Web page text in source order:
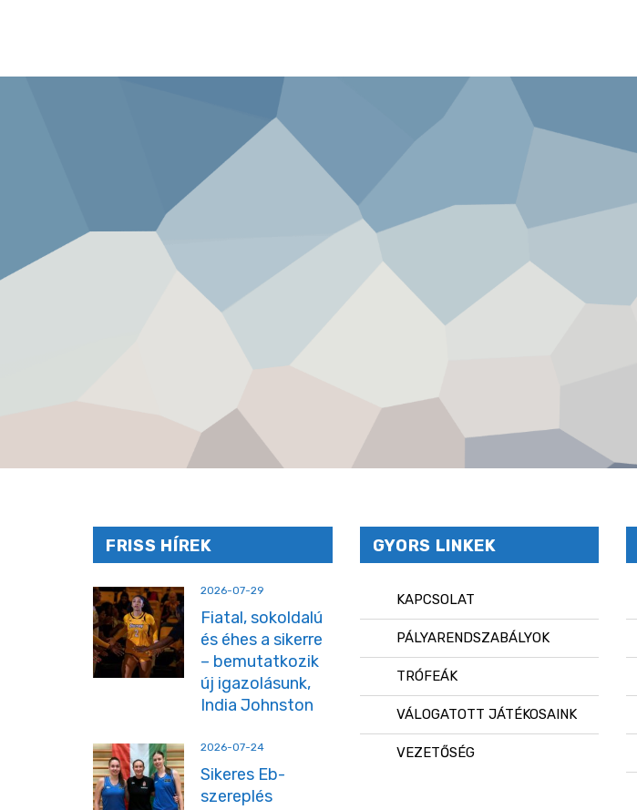
FRISS HÍREK
2026-07-29
Fiatal, sokoldalú
és éhes a sikerre
– bemutatkozik
új igazolásunk,
India Johnston
2026-07-24
Sikeres Eb-
szereplés
GYORS LINKEK
KAPCSOLAT
PÁLYARENDSZABÁLYOK
TRÓFEÁK
VÁLOGATOTT JÁTÉKOSAINK
VEZETŐSÉG